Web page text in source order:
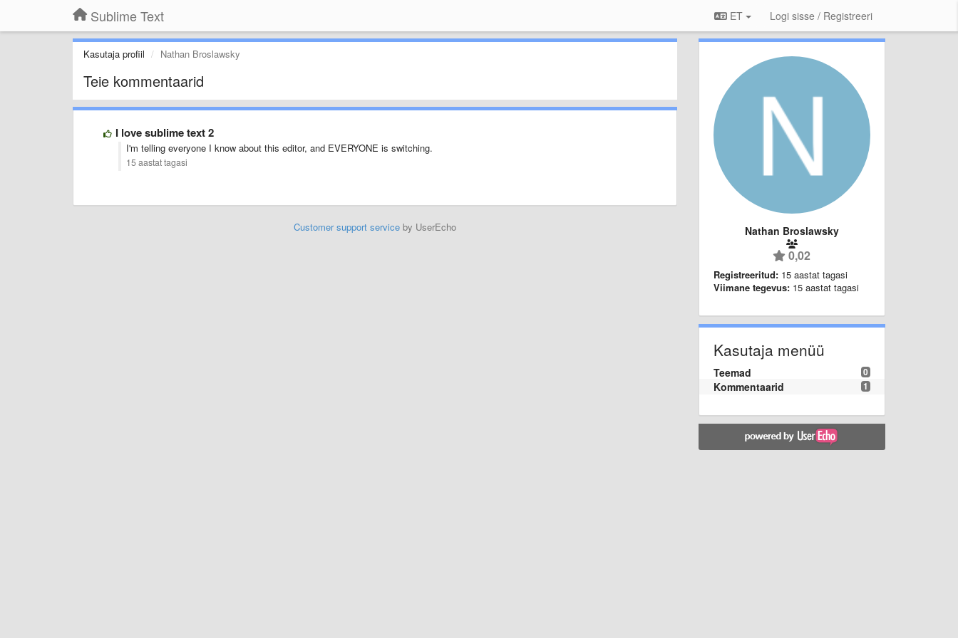
Sublime Text ET Logi sisse / Registreeri
Kasutaja profiil Nathan Broslawsky
Teie kommentaarid
I love sublime text 2
I'm telling everyone I know about this editor, and EVERYONE is switching.
15 aastat tagasi
Customer support serviceby UserEcho Nathan Broslawsky
0,02
Registreeritud: 15 aastat tagasi
Viimane tegevus: 15 aastat tagasi
Kasutaja menüü
0
Teemad
1
Kommentaarid